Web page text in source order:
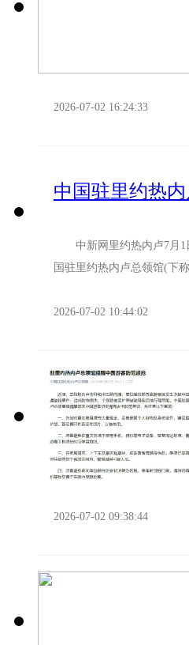
2026-07-02 16:24:33
中国驻里约热
中新网里约热内卢7月1
国驻里约热内卢总领馆(下
2026-07-02 10:44:02
2026-07-02 09:38:44